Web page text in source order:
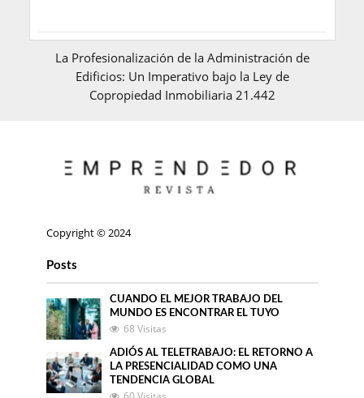
La Profesionalización de la Administración de
Edificios: Un Imperativo bajo la Ley de
Copropiedad Inmobiliaria 21.442
Copyright © 2024
Posts
CUANDO EL MEJOR TRABAJO DEL
MUNDO ES ENCONTRAR EL TUYO
68 Visitas
ADIÓS AL TELETRABAJO: EL RETORNO A
LA PRESENCIALIDAD COMO UNA
TENDENCIA GLOBAL